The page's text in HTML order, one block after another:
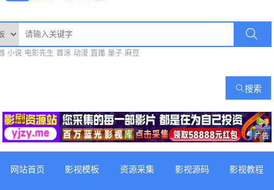
小说 电影先生 首涂 动漫 直播 量子 麻豆
搜索
广告
网站首页 影视模板 资源采集 影视源码 影视教程